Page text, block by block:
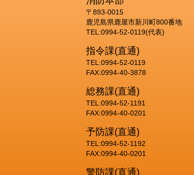
〒893-0015
鹿児島県鹿屋市新川町800番地
TEL:0994-52-0119(代表)
指令課(直通)
TEL:0994-52-0119
FAX:0994-40-3878
総務課(直通)
TEL:0994-52-1191
FAX:0994-40-0201
予防課(直通)
TEL:0994-52-1192
FAX:0994-40-0201
警防課(直通)